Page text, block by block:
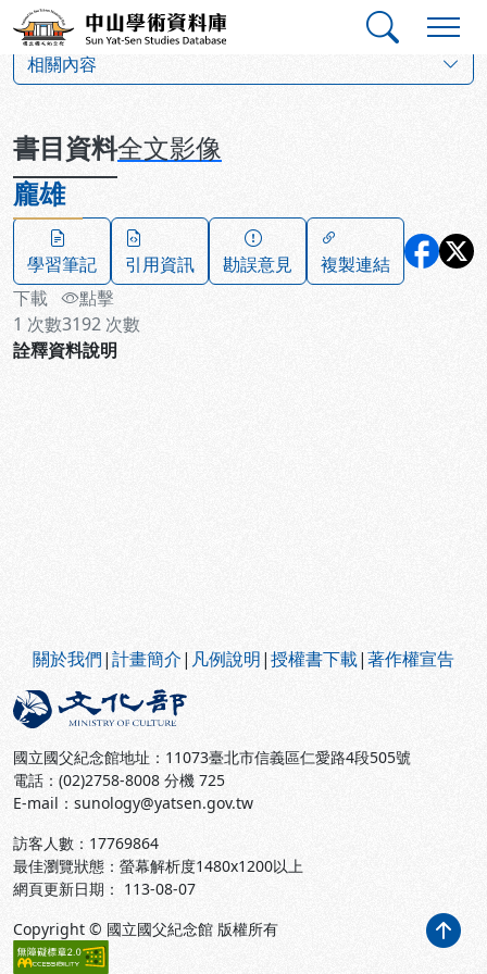
跳到主要內容
中山學術資料庫
相關內容
書目資料全文影像
龐雄
學習筆記 引用資訊 勘誤意見
複製連結
下載
1 次數
點擊
3192 次數
詮釋資料說明
關於我們|計畫簡介| 凡例說明|授權書下載|著作權宣告
國立國父紀念館地址：11073臺北市信義區仁愛路4段505號
電話：(02)2758-8008 分機 725
E-mail：sunology@yatsen.gov.tw
訪客人數： 17769864
最佳瀏覽狀態：螢幕解析度1480x1200以上
網頁更新日期： 113-08-07
Copyright © 國立國父紀念館 版權所有